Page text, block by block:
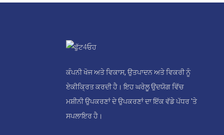
ਕੰਪਨੀ ਖੋਜ ਅਤੇ ਵਿਕਾਸ, ਉਤਪਾਦਨ ਅਤੇ ਵਿਕਰੀ ਨੂੰ
ਏਕੀਕ੍ਰਿਤ ਕਰਦੀ ਹੈ। ਇਹ ਘਰੇਲੂ ਉਦਯੋਗ ਵਿੱਚ
ਮਸ਼ੀਨੀ ਉਪਕਰਣਾਂ ਦੇ ਉਪਕਰਣਾਂ ਦਾ ਇੱਕ ਵੱਡੇ ਪੱਧਰ 'ਤੇ
ਸਪਲਾਇਰ ਹੈ।